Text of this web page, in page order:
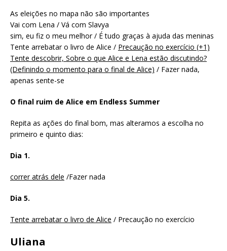
As eleições no mapa não são importantes
Vai com Lena / Vá com Slavya
sim, eu fiz o meu melhor / É tudo graças à ajuda das meninas
Tente arrebatar o livro de Alice / Precaução no exercício (+1)
Tente descobrir, Sobre o que Alice e Lena estão discutindo?
(Definindo o momento para o final de Alice) / Fazer nada,
apenas sente-se
O final ruim de Alice em Endless Summer
Repita as ações do final bom, mas alteramos a escolha no
primeiro e quinto dias:
Dia 1.
correr atrás dele /Fazer nada
Dia 5.
Tente arrebatar o livro de Alice / Precaução no exercício
Uliana